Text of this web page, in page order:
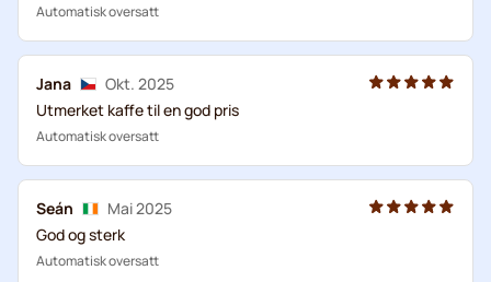
Automatisk oversatt
Jana
Okt. 2025
Utmerket kaffe til en god pris
Automatisk oversatt
Seán
Mai 2025
God og sterk
Automatisk oversatt